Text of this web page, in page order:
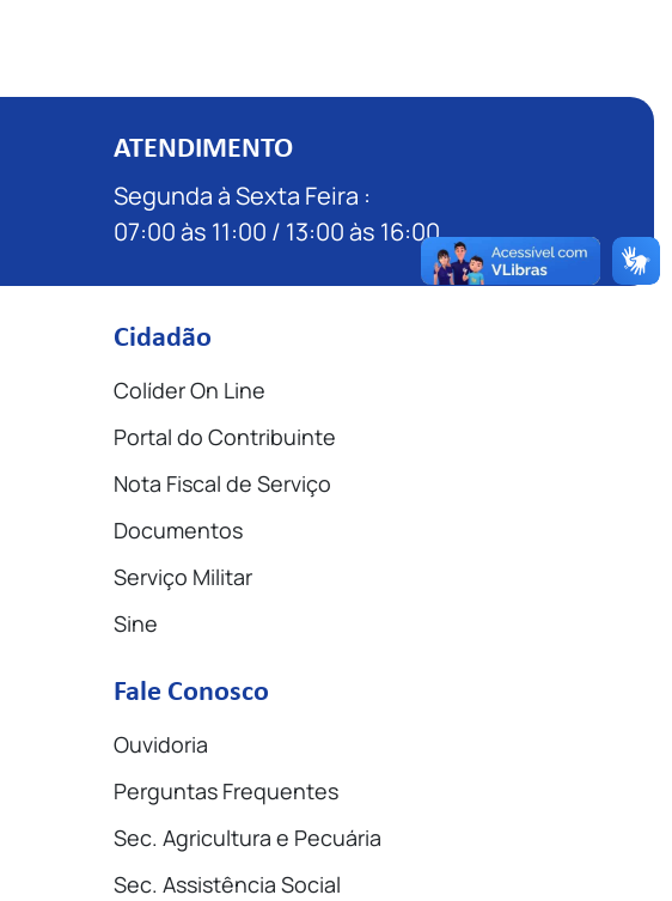
ATENDIMENTO
Segunda à Sexta Feira :
07:00 às 11:00 / 13:00 às 16:00
Cidadão
Colíder On Line
Portal do Contribuinte
Nota Fiscal de Serviço
Documentos
Serviço Militar
Sine
Fale Conosco
Ouvidoria
Perguntas Frequentes
Sec. Agricultura e Pecuária
Sec. Assistência Social